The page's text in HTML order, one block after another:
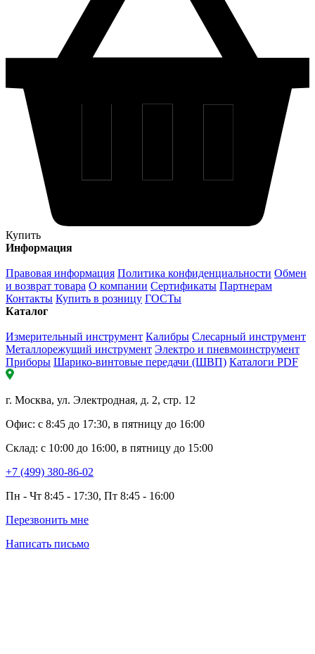
Купить
Информация
Правовая информация Политика конфиденциальности Обмен
и возврат товара О компании Сертификаты Партнерам
Контакты Купить в розницу ГОСТы
Каталог
Измерительный инструмент Калибры Слесарный инструмент
Металлорежущий инструмент Электро и пневмоинструмент
Приборы Шарико-винтовые передачи (ШВП) Каталоги PDF
г. Москва, ул. Электродная, д. 2, стр. 12
Офис: с 8:45 до 17:30, в пятницу до 16:00
Склад: с 10:00 до 16:00, в пятницу до 15:00
+7 (499) 380-86-02
Пн - Чт 8:45 - 17:30, Пт 8:45 - 16:00
Перезвонить мне
Написать письмо